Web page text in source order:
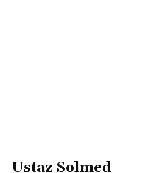
Ustaz Solmed